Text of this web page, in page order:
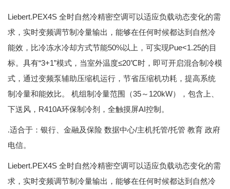
Liebert.PEX4S 全时自然冷精密空调可以适应负载动态变化的需
求，实时变频调节制冷量输出，能够在任何时候都达到自然冷
能效，比冷冻水冷却方式节能50%以上，可实现Pue<1.25的目
标。具有“3+1”模式，当室外温度≤20℃时，即可开启混合制冷模
式，通过变频泵辅助压缩机运行，节省压缩机功耗，提高系统
制冷量和能效比。 机组制冷量范围（35～120kW），包含上、
下送风，R410A环保制冷剂，全触摸屏AI控制。
.适合于：银行、金融及保险 数据中心/主机托管/托管 教育 政府
电信。
Liebert.PEX4S 全时自然冷精密空调可以适应负载动态变化的需
求，实时变频调节制冷量输出，能够在任何时候都达到自然冷